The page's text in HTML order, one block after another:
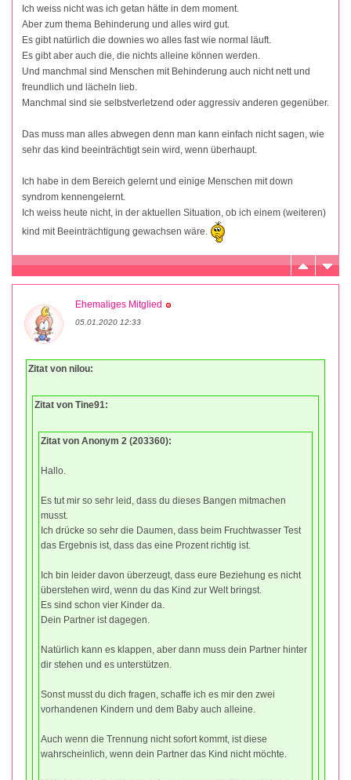
Ich weiss nicht was ich getan hätte in dem moment.
Aber zum thema Behinderung und alles wird gut.
Es gibt natürlich die downies wo alles fast wie normal läuft.
Es gibt aber auch die, die nichts alleine können werden.
Und manchmal sind Menschen mit Behinderung auch nicht nett und
freundlich und lächeln lieb.
Manchmal sind sie selbstverletzend oder aggressiv anderen gegenüber.
Das muss man alles abwegen denn man kann einfach nicht sagen, wie
sehr das kind beeinträchtigt sein wird, wenn überhaupt.
Ich habe in dem Bereich gelernt und einige Menschen mit down
syndrom kennengelernt.
Ich weiss heute nicht, in der aktuellen Situation, ob ich einem (weiteren)
kind mit Beeinträchtigung gewachsen wäre.
Ehemaliges Mitglied
05.01.2020 12:33
Zitat von nilou:
Zitat von Tine91:
Zitat von Anonym 2 (203360):
Hallo.
Es tut mir so sehr leid, dass du dieses Bangen mitmachen
musst.
Ich drücke so sehr die Daumen, dass beim Fruchtwasser Test
das Ergebnis ist, dass das eine Prozent richtig ist.
Ich bin leider davon überzeugt, dass eure Beziehung es nicht
überstehen wird, wenn du das Kind zur Welt bringst.
Es sind schon vier Kinder da.
Dein Partner ist dagegen.
Natürlich kann es klappen, aber dann muss dein Partner hinter
dir stehen und es unterstützen.
Sonst musst du dich fragen, schaffe ich es mir den zwei
vorhandenen Kindern und dem Baby auch alleine.
Auch wenn die Trennung nicht sofort kommt, ist diese
wahrscheinlich, wenn dein Partner das Kind nicht möchte.